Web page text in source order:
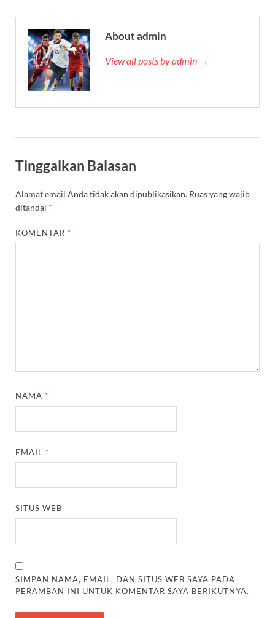
About admin
View all posts by admin →
Tinggalkan Balasan
Alamat email Anda tidak akan dipublikasikan. Ruas yang wajib
ditandai *
KOMENTAR *
NAMA *
EMAIL *
SITUS WEB
SIMPAN NAMA, EMAIL, DAN SITUS WEB SAYA PADA
PERAMBAN INI UNTUK KOMENTAR SAYA BERIKUTNYA.